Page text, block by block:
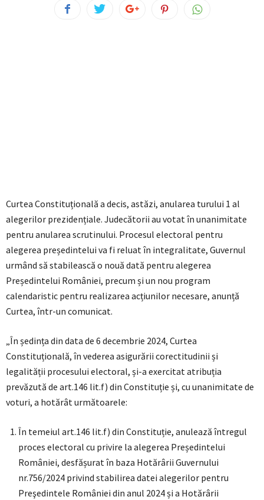
Curtea Constituțională a decis, astăzi, anularea turului 1 al
alegerilor prezidențiale. Judecătorii au votat în unanimitate
pentru anularea scrutinului. Procesul electoral pentru
alegerea președintelui va fi reluat în integralitate, Guvernul
urmând să stabilească o nouă dată pentru alegerea
Președintelui României, precum și un nou program
calendaristic pentru realizarea acțiunilor necesare, anunță
Curtea, într-un comunicat.
„În ședința din data de 6 decembrie 2024, Curtea
Constituțională, în vederea asigurării corectitudinii și
legalității procesului electoral, și-a exercitat atribuția
prevăzută de art.146 lit.f) din Constituție și, cu unanimitate de
voturi, a hotărât următoarele:
În temeiul art.146 lit.f) din Constituție, anulează întregul
proces electoral cu privire la alegerea Președintelui
României, desfășurat în baza Hotărârii Guvernului
nr.756/2024 privind stabilirea datei alegerilor pentru
Preşedintele României din anul 2024 și a Hotărârii